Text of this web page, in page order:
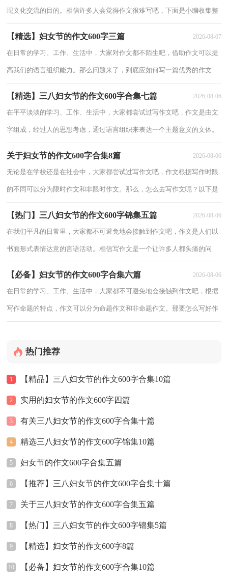
现文化交流的目的。相信许多人会觉得作文很难写吧，下面是小编收集整
【精选】妇女节的作文600字三篇 2026-08-07
在日常的学习、工作、生活中，大家对作文都不陌生吧，借助作文可以提
高我们的语言组织能力。那么问题来了，到底应如何写一篇优秀的作文
【精选】三八妇女节的作文600字合集七篇 2026-08-06
在平平淡淡的学习、工作、生活中，大家都尝试过写作文吧，作文是由文
字组成，经过人的思想考虑，通过语言组织来表达一个主题意义的文体。
关于妇女节的作文600字合集8篇 2026-08-06
无论是在学校还是在社会中，大家都尝试过写作文吧，作文根据写作时限
的不同可以分为限时作文和非限时作文。那么，怎么去写作文呢？以下是
【热门】三八妇女节的作文600字锦集五篇 2026-08-06
在我们平凡的日常里，大家都不可避免地会接触到作文吧，作文是人们以
书面形式表情达意的言语活动。相信写作文是一个让许多人都头痛的问
【必备】妇女节的作文600字合集六篇 2026-08-06
在日常的学习、工作、生活中，大家都不可避免地会接触到作文吧，根据
写作命题的特点，作文可以分为命题作文和非命题作文。那要怎么写好作
热门推荐
1 【精品】三八妇女节的作文600字合集10篇
2 实用的妇女节的作文600字四篇
3 有关三八妇女节的作文600字合集十篇
4 精选三八妇女节的作文600字锦集10篇
5 妇女节的作文600字合集五篇
6 【推荐】三八妇女节的作文600字合集十篇
7 关于三八妇女节的作文600字合集五篇
8 【热门】三八妇女节的作文600字锦集5篇
9 【精选】妇女节的作文600字8篇
10 【必备】妇女节的作文600字合集10篇